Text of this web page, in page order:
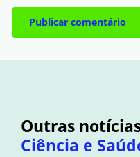
Outras
Ciência e